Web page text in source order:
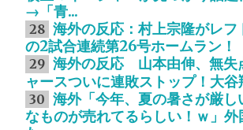
→「青...
28 海外の反応：村上宗隆がレフ
の2試合連続第26号ホームラン！
29 海外の反応 山本由伸、無失
ャースついに連敗ストップ！大
30 海外「今年、夏の暑さが厳し
なものが売れてるらしい！ｗ」外